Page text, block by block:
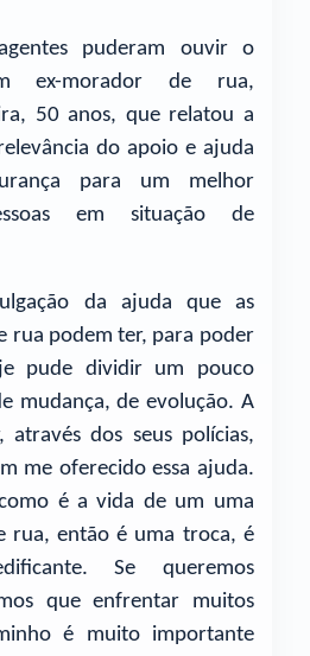
puderam ouvir o
ex-morador de rua,
50 anos, que relatou a
do apoio e ajuda
para um melhor
em situação de
da ajuda que as
rua podem ter, para poder
pude dividir um pouco
mudança, de evolução. A
dos seus polícias,
me oferecido essa ajuda.
é a vida de um uma
rua, então é uma troca, é
Se queremos
que enfrentar muitos
é muito importante